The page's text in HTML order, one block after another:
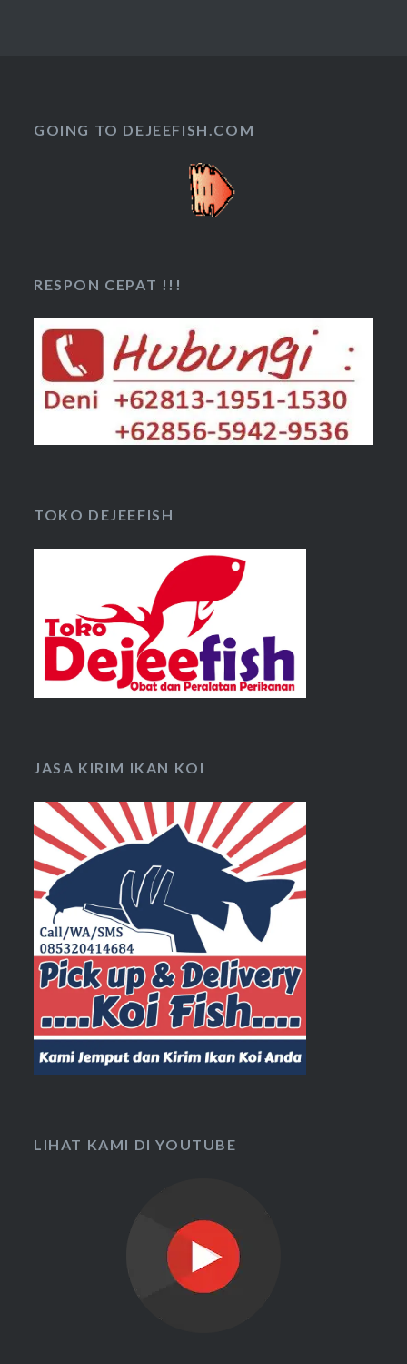
GOING TO DEJEEFISH.COM
RESPON CEPAT !!!
TOKO DEJEEFISH
JASA KIRIM IKAN KOI
LIHAT KAMI DI YOUTUBE